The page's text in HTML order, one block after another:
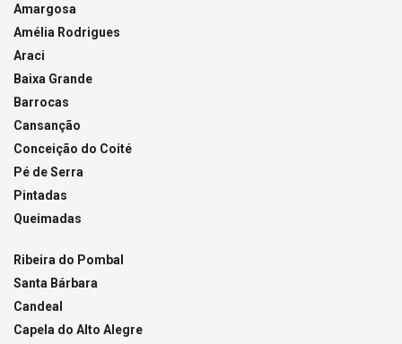
Amargosa
Amélia Rodrigues
Araci
Baixa Grande
Barrocas
Cansanção
Conceição do Coité
Pé de Serra
Pintadas
Queimadas
Ribeira do Pombal
Santa Bárbara
Candeal
Capela do Alto Alegre